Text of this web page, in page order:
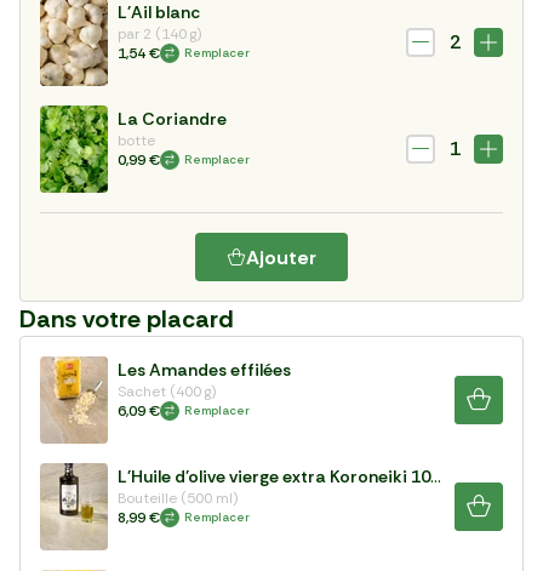
L'Ail blanc
par 2 (140 g)
1,54 €
Remplacer 2
La Coriandre
botte
0,99 €
Remplacer 1
Ajouter
Dans votre placard
Les Amandes effilées
Sachet (400 g)
6,09 €
Remplacer
L'Huile d'olive vierge extra Koroneiki 100%
Bouteille (500 ml)
8,99 €
Remplacer